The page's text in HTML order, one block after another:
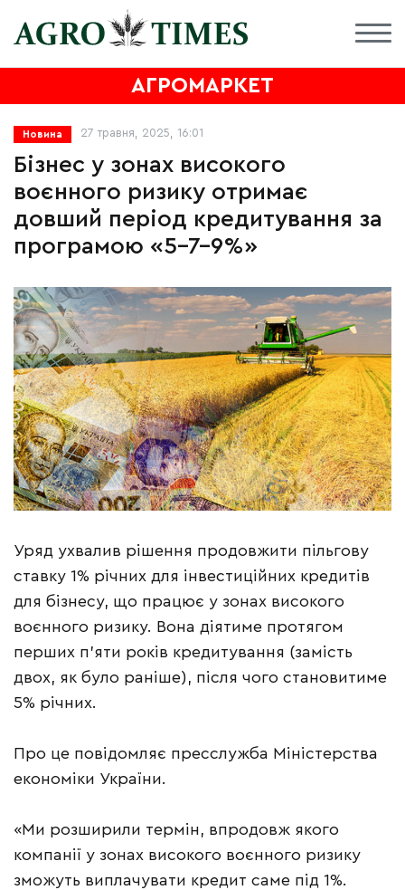
АГРОМАРКЕТ
Новина 27 травня, 2025, 16:01
Бізнес у зонах високого
воєнного ризику отримає
довший період кредитування за
програмою «5-7-9%»
Уряд ухвалив рішення продовжити пільгову
ставку 1% річних для інвестиційних кредитів
для бізнесу, що працює у зонах високого
воєнного ризику. Вона діятиме протягом
перших п’яти років кредитування (замість
двох, як було раніше), після чого становитиме
5% річних.
Про це повідомляє пресслужба Міністерства
економіки України.
«Ми розширили термін, впродовж якого
компанії у зонах високого воєнного ризику
зможуть виплачувати кредит саме під 1%.